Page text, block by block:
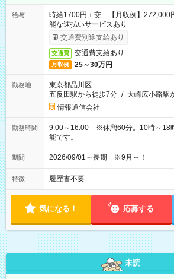
給与
時給1700円＋交 【月収例】272,000
能な速払いサービスあり
交通費別途支給あり
交通費 交通費支給あり
月収例 25～30万円
勤務地
東京都品川区
五反田駅から徒歩7分 / 大崎広小路駅
情報通信会社
勤務時間
9:00～16:00 ※休憩60分。10時～18
能です。
期間 2026/09/01～長期 ※9月～！
特徴 履歴書不要
気になる！ 応募する
未読